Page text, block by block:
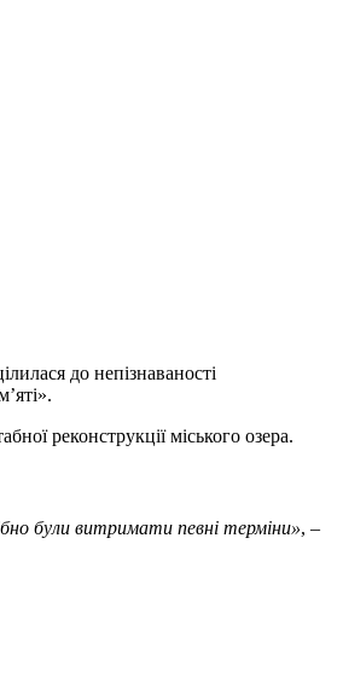
до непізнаваності
реконструкції міського озера.
були витримати певні терміни», –